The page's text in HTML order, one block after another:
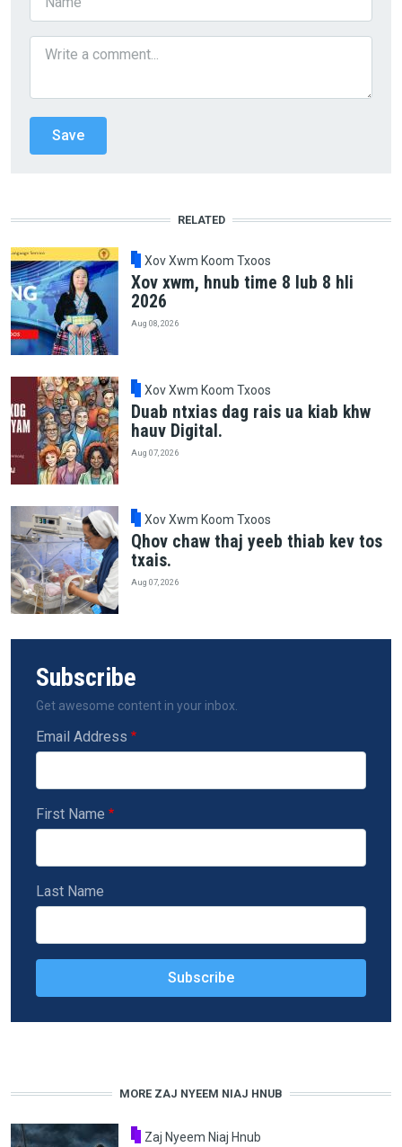
RELATED
Xov Xwm Koom Txoos
Xov xwm, hnub time 8 lub 8 hli
2026
Aug 08, 2026
Xov Xwm Koom Txoos
Duab ntxias dag rais ua kiab khw
hauv Digital.
Aug 07, 2026
Xov Xwm Koom Txoos
Qhov chaw thaj yeeb thiab kev tos
txais.
Aug 07, 2026
Subscribe
Get awesome content in your inbox.
Email Address
First Name
Last Name
MORE ZAJ NYEEM NIAJ HNUB
Zaj Nyeem Niaj Hnub